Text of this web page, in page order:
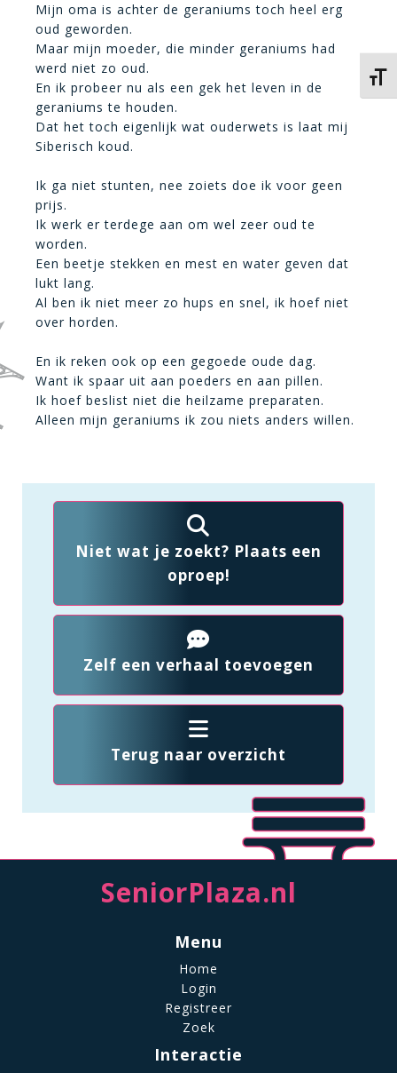
Mijn oma is achter de geraniums toch heel erg
oud geworden.
Maar mijn moeder, die minder geraniums had
werd niet zo oud.
En ik probeer nu als een gek het leven in de
geraniums te houden.
Dat het toch eigenlijk wat ouderwets is laat mij
Siberisch koud.
Ik ga niet stunten, nee zoiets doe ik voor geen
prijs.
Ik werk er terdege aan om wel zeer oud te
worden.
Een beetje stekken en mest en water geven dat
lukt lang.
Al ben ik niet meer zo hups en snel, ik hoef niet
over horden.
En ik reken ook op een gegoede oude dag.
Want ik spaar uit aan poeders en aan pillen.
Ik hoef beslist niet die heilzame preparaten.
Alleen mijn geraniums ik zou niets anders willen.
Niet wat je zoekt? Plaats een
oproep!
Zelf een verhaal toevoegen
Terug naar overzicht
SeniorPlaza.nl
Menu
Home
Login
Registreer
Zoek
Interactie